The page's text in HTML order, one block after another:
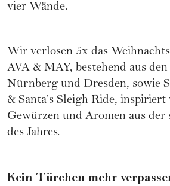
vier Wände.
Wir verlosen 5x das
AVA & MAY, bestehend aus
Nürnberg und Dresden, sowie
& Santa’s Sleigh Ride,
Gewürzen und Aromen aus der
des Jahres.
Kein Türchen mehr